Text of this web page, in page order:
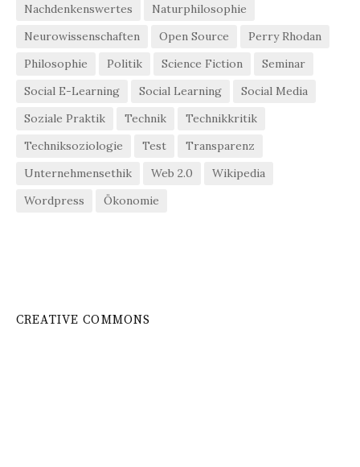
Nachdenkenswertes
Naturphilosophie
Neurowissenschaften
Open Source
Perry Rhodan
Philosophie
Politik Science Fiction
Seminar
Social E-Learning
Social Learning
Social Media
Soziale Praktik
Technik
Technikkritik
Techniksoziologie
Test
Transparenz
Unternehmensethik
Web 2.0
Wikipedia
Wordpress
Ökonomie
CREATIVE COMMONS